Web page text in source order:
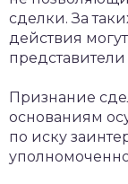
сделки. За
действия
Признание
основаниям
по иску